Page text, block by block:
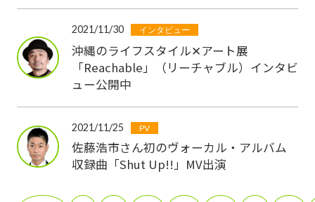
2021/11/30 インタビュー
沖縄のライフスタイル✕アート展
「Reachable」（リーチャブル）インタビ
ュー公開中
2021/11/25 PV
佐藤浩市さん初のヴォーカル・アルバム
収録曲「Shut Up!!」MV出演